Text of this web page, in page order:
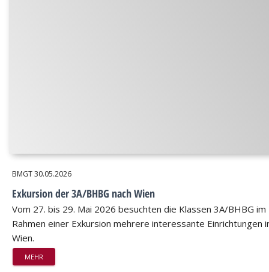
BMGT30.05.2026
Exkursion der 3A/BHBG nach Wien
Vom 27. bis 29. Mai 2026 besuchten die Klassen 3A/BHBG im
Rahmen einer Exkursion mehrere interessante Einrichtungen
Wien.
MEHR